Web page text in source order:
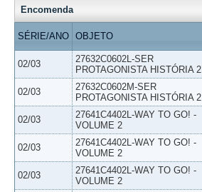
Encomenda
SÉRIE/ANO OBJETO
02/03
27632C0602L-SER
PROTAGONISTA HISTÓRIA 2
02/03
27632C0602M-SER
PROTAGONISTA HISTÓRIA 2
02/03
27641C4402L-WAY TO GO! -
VOLUME 2
02/03
27641C4402L-WAY TO GO! -
VOLUME 2
02/03
27641C4402L-WAY TO GO! -
VOLUME 2